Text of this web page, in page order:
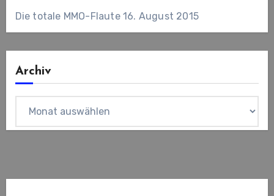
Die totale MMO-Flaute 16. August 2015
Archiv